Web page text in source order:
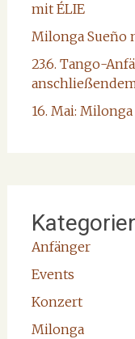
mit ÉLIE
Milonga Sueño
23.6. Tango-
16. Mai:
Anfänger
Events
Konzert
Milonga